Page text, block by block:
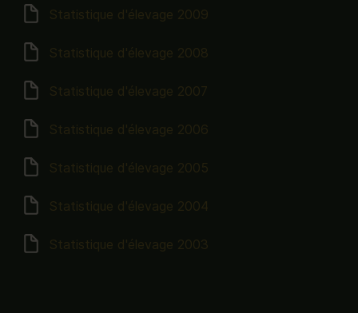
Statistique d'élevage 2009
Statistique d'élevage 2008
Statistique d'élevage 2007
Statistique d'élevage 2006
Statistique d'élevage 2005
Statistique d'élevage 2004
Statistique d'élevage 2003